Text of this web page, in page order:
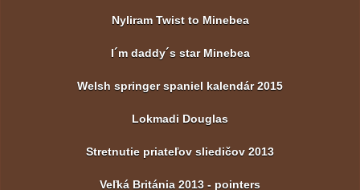
Nyliram Twist to Minebea
I´m daddy´s star Minebea
Welsh springer spaniel kalendár 2015
Lokmadi Douglas
Stretnutie priateľov sliedičov 2013
Veľká Británia 2013 - pointers